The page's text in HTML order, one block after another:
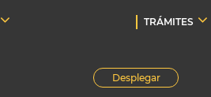
TRÁMITES
Desplegar